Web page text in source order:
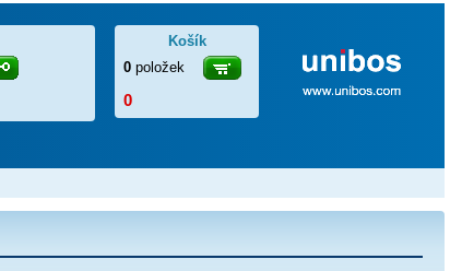
Košík
0 položek
0